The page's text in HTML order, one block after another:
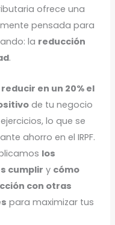
ofrece una
pensada para
la reducción
.
reducir en un 20% el
de tu negocio
lo que se
ahorro en el IRPF.
los
cumplir y cómo
con otras
para maximizar tus